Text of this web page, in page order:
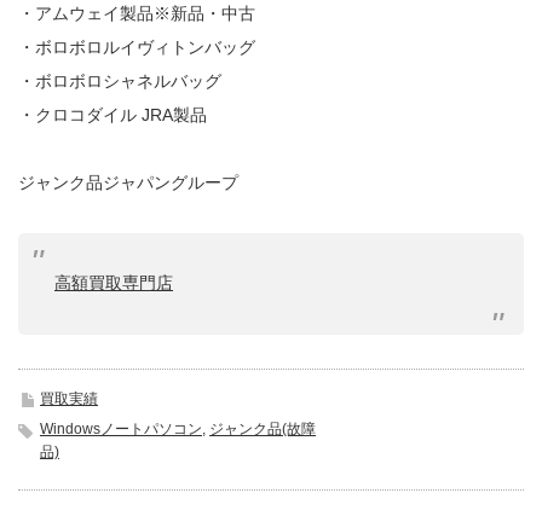
・アムウェイ製品※新品・中古
・ボロボロルイヴィトンバッグ
・ボロボロシャネルバッグ
・クロコダイル JRA製品
ジャンク品ジャパングループ
高額買取専門店
買取実績
Windowsノートパソコン, ジャンク品(故障
品)